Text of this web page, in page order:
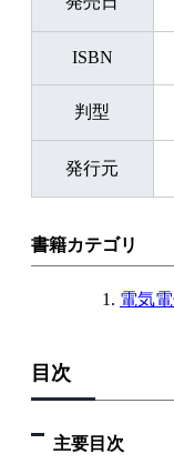
ISBN
判型
発行元
書籍カテゴリ
電気
目次
主要目次